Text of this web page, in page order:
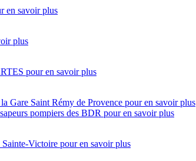
en savoir plus
plus
pour en savoir plus
Gare Saint Rémy de Provence pour en savoir plus
pompiers des BDR pour en savoir plus
Victoire pour en savoir plus